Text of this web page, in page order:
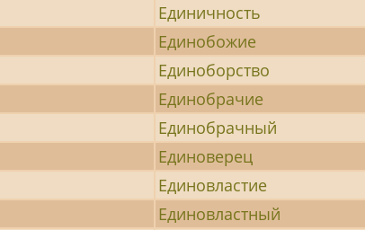
Единичность
Единобожие
Единоборство
Единобрачие
Единобрачный
Единоверец
Единовластие
Единовластный